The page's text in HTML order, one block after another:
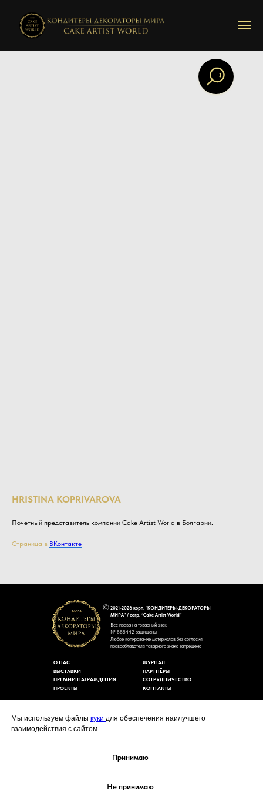
Мы используем файлы куки для обеспечения наилучшего
взаимодействия с сайтом.
Принимаю
Не принимаю
HRISTINA KOPRIVAROVA
Почетный представитель компании Cake Artist World в Болгарии.
Страница в ВКонтакте
2021-2026 корп. "КОНДИТЕРЫ-ДЕКОРАТОРЫ
МИРА" / corp. “Cake Artist World”
Все права на товарный знак
№ 885442 защищены
Любое копирование материалов без согласия
правообладателя товарного знака запрещено
cakeartistworld@mail.ru
КОНТАКТЫ
СОТРУДНИЧЕСТВО
ЖУРНАЛ
ПАРТНЁРЫ
ПРЕМИИ НАГРАЖДЕНИЯ
ПРОЕКТЫ
ВЫСТАВКИ
О НАС
Политика конфиденциальности
Согласие на обработку персональных данных